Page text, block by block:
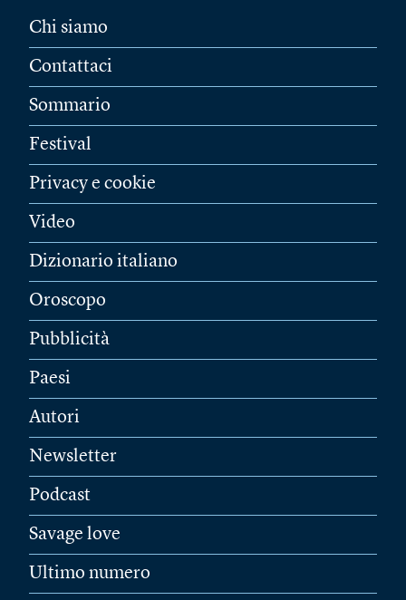
Chi siamo
Contattaci
Sommario
Festival
Privacy e cookie
Video
Dizionario italiano
Oroscopo
Pubblicità
Paesi
Autori
Newsletter
Podcast
Savage love
Ultimo numero